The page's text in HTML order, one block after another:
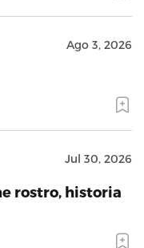
Ago 3, 2026
Jul 30, 2026
rostro, historia